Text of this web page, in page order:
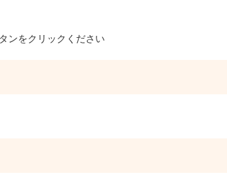
ンをクリックください